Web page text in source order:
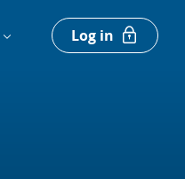
Log in